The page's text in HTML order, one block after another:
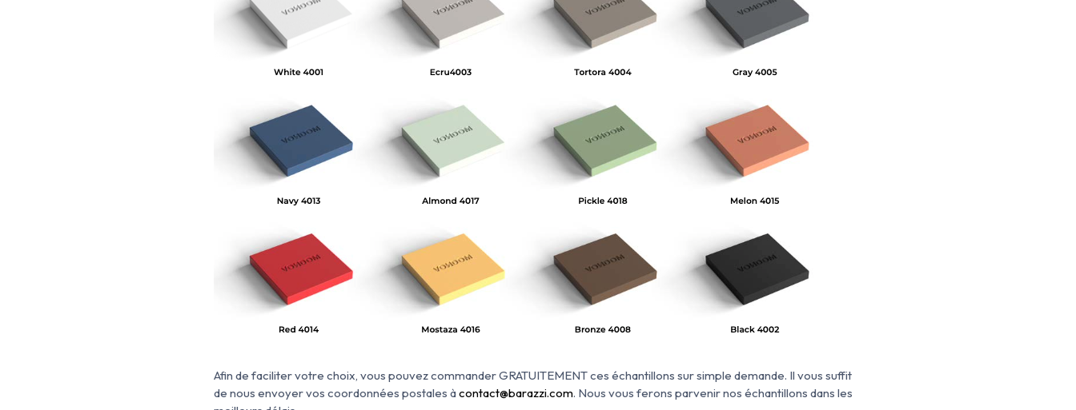
Afin de faciliter votre choix, vous pouvez commander GRATUITEMENT ces échantillons sur simple demande. Il vous suffit
de nous envoyer vos coordonnées postales àcontact@barazzi.com. Nous vous ferons parvenir nos échantillons dans les